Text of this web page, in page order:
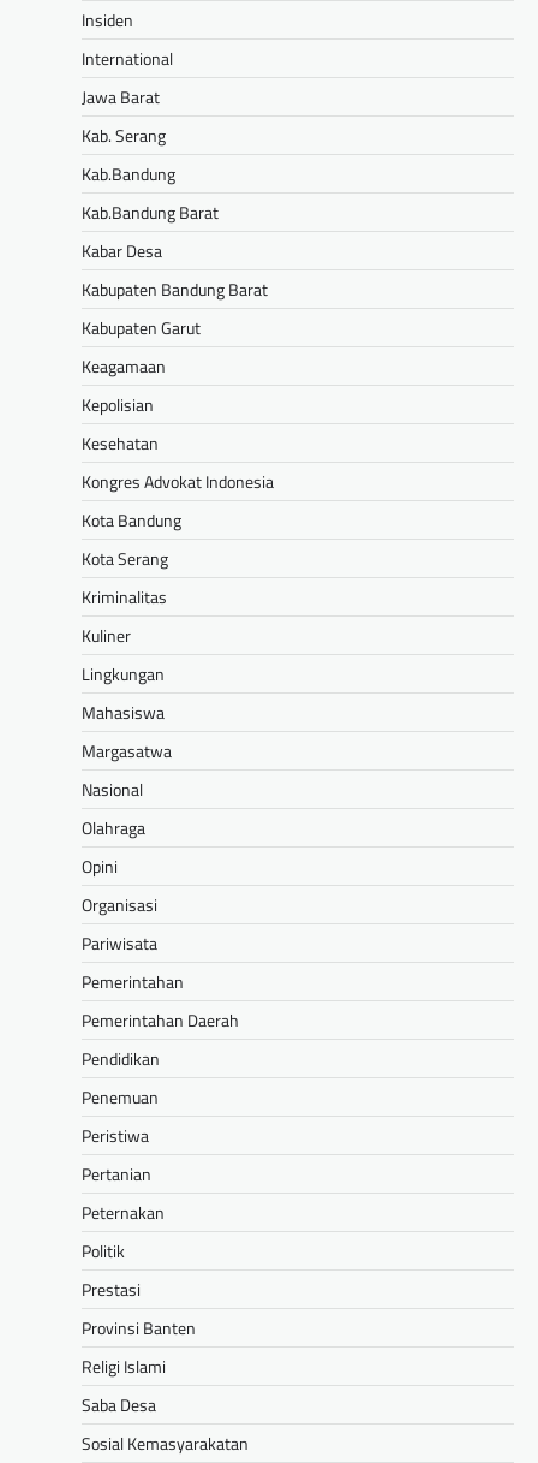
Insiden
International
Jawa Barat
Kab. Serang
Kab.Bandung
Kab.Bandung Barat
Kabar Desa
Kabupaten Bandung Barat
Kabupaten Garut
Keagamaan
Kepolisian
Kesehatan
Kongres Advokat Indonesia
Kota Bandung
Kota Serang
Kriminalitas
Kuliner
Lingkungan
Mahasiswa
Margasatwa
Nasional
Olahraga
Opini
Organisasi
Pariwisata
Pemerintahan
Pemerintahan Daerah
Pendidikan
Penemuan
Peristiwa
Pertanian
Peternakan
Politik
Prestasi
Provinsi Banten
Religi Islami
Saba Desa
Sosial Kemasyarakatan